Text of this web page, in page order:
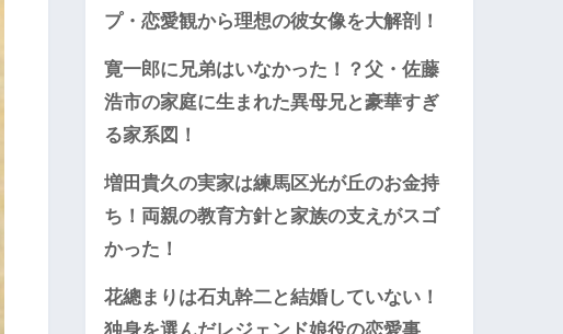
プ・恋愛観から理想の彼女像を大解剖！
寛一郎に兄弟はいなかった！？父・佐藤
浩市の家庭に生まれた異母兄と豪華すぎ
る家系図！
増田貴久の実家は練馬区光が丘のお金持
ち！両親の教育方針と家族の支えがスゴ
かった！
花總まりは石丸幹二と結婚していない！